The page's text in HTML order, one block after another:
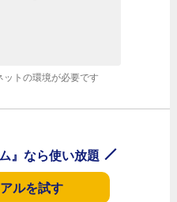
トの環境が必要です
』なら使い放題
ルを試す